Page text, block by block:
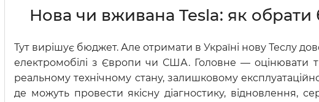
Нова чи вживана Tesla: як обрати
Тут вирішує бюджет. Але отримати в Україні нову Теслу
електромобілі з Європи чи США. Головне — оцінювати
реальному технічному стану, залишковому
де можуть провести якісну діагностику, відновлення,